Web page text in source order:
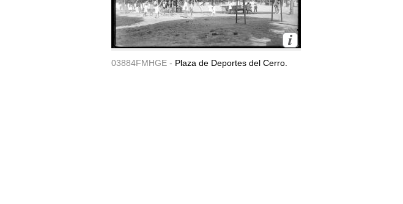
03884FMHGE - Plaza de Deportes del Cerro.